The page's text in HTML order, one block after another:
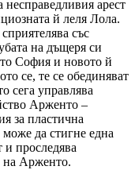
несправедливия арест
й леля Лола.
със
на дъщеря си
София и новото й
се, те се обединяват
сега управлява
Арженто –
за пластична
да стигне една
и проследява
на Арженто.